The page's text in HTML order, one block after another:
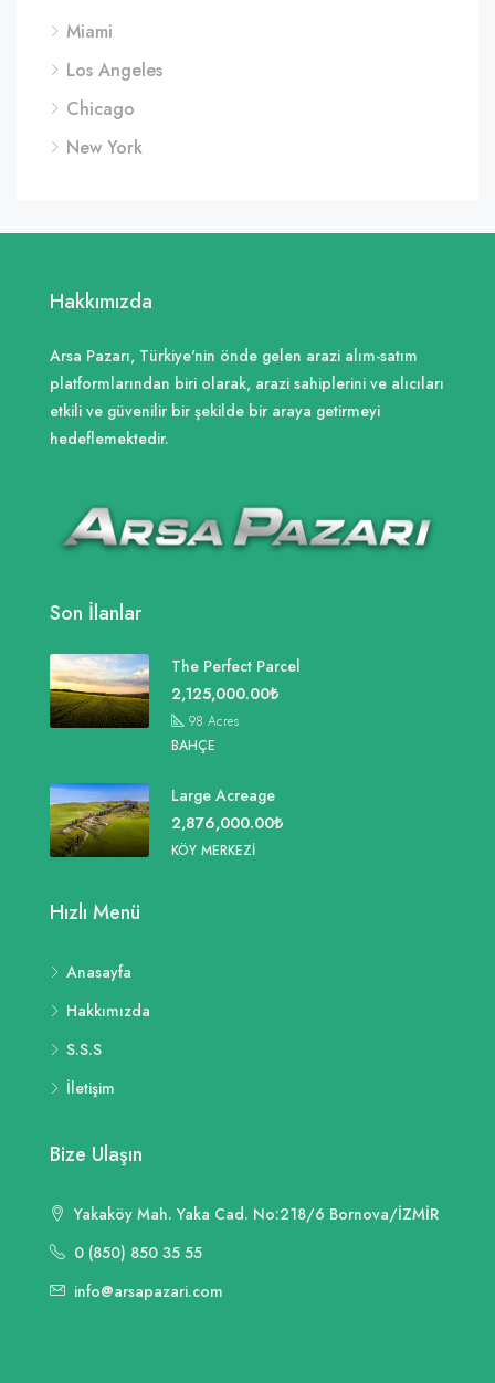
Miami
Los Angeles
Chicago
New York
Hakkımızda
Arsa Pazarı, Türkiye'nin önde gelen arazi alım-satım
platformlarından biri olarak, arazi sahiplerini ve alıcıları
etkili ve güvenilir bir şekilde bir araya getirmeyi
hedeflemektedir.
Son İlanlar
The Perfect Parcel
2,125,000.00₺
98 Acres
BAHÇE
Large Acreage
2,876,000.00₺
KÖY MERKEZI
Hızlı Menü
Anasayfa
Hakkımızda
S.S.S
İletişim
Bize Ulaşın
Yakaköy Mah. Yaka Cad. No:218/6 Bornova/İZMİR
0 (850) 850 35 55
info@arsapazari.com